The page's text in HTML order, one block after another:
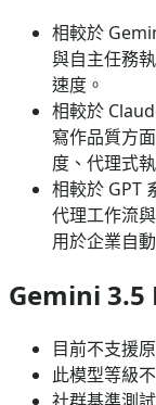
相較於
與自主任務
速度。
相較於
寫作品質方
度、代理式
相較於 GPT
代理工作流
用於企業自
Gemini 3.5
目前不支援
此模型等級